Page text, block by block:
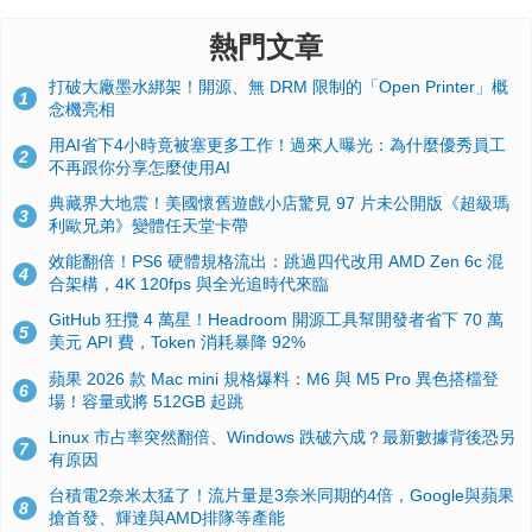
熱門文章
1
打破大廠墨水綁架！開源、無 DRM 限制的「Open Printer」概
念機亮相
2
用AI省下4小時竟被塞更多工作！過來人曝光：為什麼優秀員工
不再跟你分享怎麼使用AI
3
典藏界大地震！美國懷舊遊戲小店驚見 97 片未公開版《超級瑪
利歐兄弟》變體任天堂卡帶
4
效能翻倍！PS6 硬體規格流出：跳過四代改用 AMD Zen 6c 混
合架構，4K 120fps 與全光追時代來臨
5
GitHub 狂攬 4 萬星！Headroom 開源工具幫開發者省下 70 萬
美元 API 費，Token 消耗暴降 92%
6
蘋果 2026 款 Mac mini 規格爆料：M6 與 M5 Pro 異色搭檔登
場！容量或將 512GB 起跳
7
Linux 市占率突然翻倍、Windows 跌破六成？最新數據背後恐另
有原因
8
台積電2奈米太猛了！流片量是3奈米同期的4倍，Google與蘋果
搶首發、輝達與AMD排隊等產能